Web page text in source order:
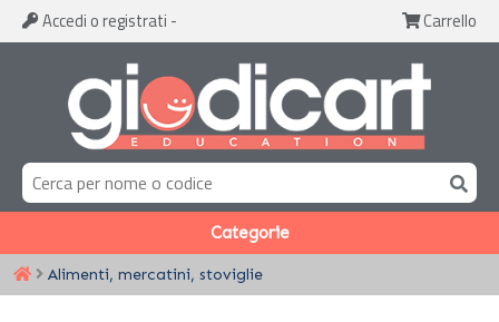
Accedi o registrati - Carrello
Categorie
Alimenti, mercatini, stoviglie